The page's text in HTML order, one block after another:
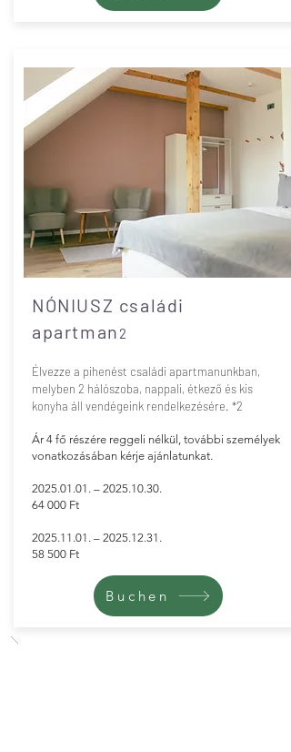
NÓNIUSZ családi
apartman 2
Élvezze a pihenést családi apartmanunkban,
melyben 2 hálószoba, nappali, étkező és kis
konyha áll vendégeink rendelkezésére. *2
Ár 4 fő részére reggeli nélkül, további személyek
vonatkozásában kérje ajánlatunkat.
2025.01.01 . – 2025.10.30.
64 000 Ft
​2025.11.01. – 2025.12.31 .
58 500 Ft
Buchen